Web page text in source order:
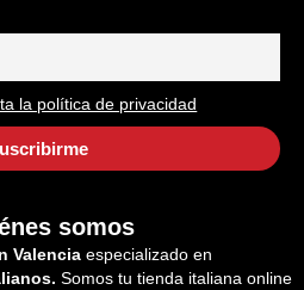
la política de privacidad
somos
Valencia especializado en
Somos tu tienda italiana online